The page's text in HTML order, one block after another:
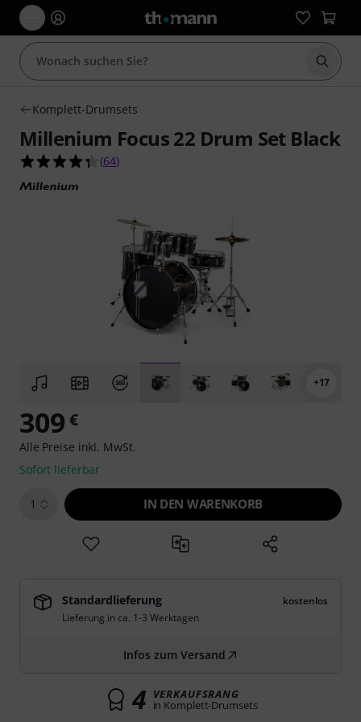
Suche
Komplett-Drumsets
Millenium Focus 22 Drum Set Black
4.3 von 5 Sternen aus 64 Kundenbewertungen
(64)
+17
309 €
Alle Preise inkl. MwSt.
Sofort lieferbar
1 IN DEN WARENKORB
Standardlieferung
kostenlos
Lieferung in ca. 1-3 Werktagen
Infos zum Versand
4 VERKAUFSRANG
in Komplett-Drumsets